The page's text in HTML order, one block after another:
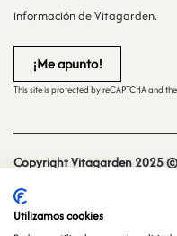
información de Vitagarden.
This site is protected by reCAPTCHA and
Copyright Vitagarden 2025 ©
Utilizamos cookies